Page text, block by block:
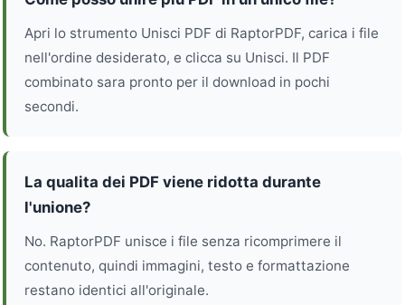
Apri lo strumento Unisci PDF di RaptorPDF, carica i file
nell'ordine desiderato, e clicca su Unisci. Il PDF
combinato sara pronto per il download in pochi
secondi.
La qualita dei PDF viene ridotta durante
l'unione?
No. RaptorPDF unisce i file senza ricomprimere il
contenuto, quindi immagini, testo e formattazione
restano identici all'originale.